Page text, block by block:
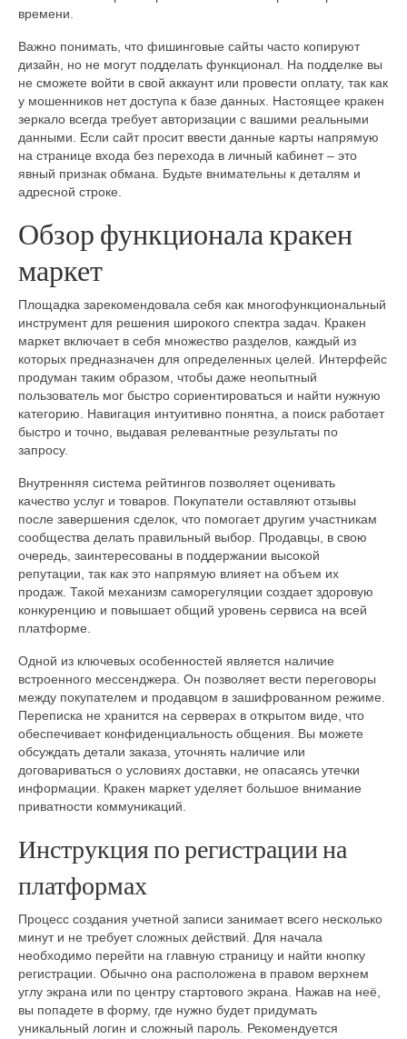
времени.
Важно понимать, что фишинговые сайты часто копируют
дизайн, но не могут подделать функционал. На подделке вы
не сможете войти в свой аккаунт или провести оплату, так как
у мошенников нет доступа к базе данных. Настоящее кракен
зеркало всегда требует авторизации с вашими реальными
данными. Если сайт просит ввести данные карты напрямую
на странице входа без перехода в личный кабинет – это
явный признак обмана. Будьте внимательны к деталям и
адресной строке.
Обзор функционала кракен
маркет
Площадка зарекомендовала себя как многофункциональный
инструмент для решения широкого спектра задач. Кракен
маркет включает в себя множество разделов, каждый из
которых предназначен для определенных целей. Интерфейс
продуман таким образом, чтобы даже неопытный
пользователь мог быстро сориентироваться и найти нужную
категорию. Навигация интуитивно понятна, а поиск работает
быстро и точно, выдавая релевантные результаты по
запросу.
Внутренняя система рейтингов позволяет оценивать
качество услуг и товаров. Покупатели оставляют отзывы
после завершения сделок, что помогает другим участникам
сообщества делать правильный выбор. Продавцы, в свою
очередь, заинтересованы в поддержании высокой
репутации, так как это напрямую влияет на объем их
продаж. Такой механизм саморегуляции создает здоровую
конкуренцию и повышает общий уровень сервиса на всей
платформе.
Одной из ключевых особенностей является наличие
встроенного мессенджера. Он позволяет вести переговоры
между покупателем и продавцом в зашифрованном режиме.
Переписка не хранится на серверах в открытом виде, что
обеспечивает конфиденциальность общения. Вы можете
обсуждать детали заказа, уточнять наличие или
договариваться о условиях доставки, не опасаясь утечки
информации. Кракен маркет уделяет большое внимание
приватности коммуникаций.
Инструкция по регистрации на
платформах
Процесс создания учетной записи занимает всего несколько
минут и не требует сложных действий. Для начала
необходимо перейти на главную страницу и найти кнопку
регистрации. Обычно она расположена в правом верхнем
углу экрана или по центру стартового экрана. Нажав на неё,
вы попадете в форму, где нужно будет придумать
уникальный логин и сложный пароль. Рекомендуется